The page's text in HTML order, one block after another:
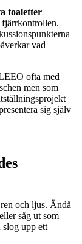
toaletter
fjärrkontrollen.
vad
ofta med
men som
sig själv
och ljus. Ändå
såg ut som
upp ett